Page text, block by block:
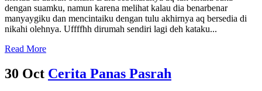
dengan suamku, namun karena melihat kalau dia benarbenar
manyaygiku dan mencintaiku dengan tulu akhirnya aq bersedia di
nikahi olehnya. Uffffhh dirumah sendiri lagi deh kataku...
Read More
30 Oct Cerita Panas Pasrah